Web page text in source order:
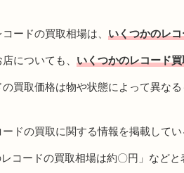
ードの買取相場は、 いくつかのレ
についても、 いくつかのレコード
買取価格は物や状態によって異な
ドの買取に関する情報を掲載してい
コードの買取相場は約〇円」などと